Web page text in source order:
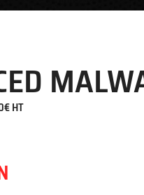
HT